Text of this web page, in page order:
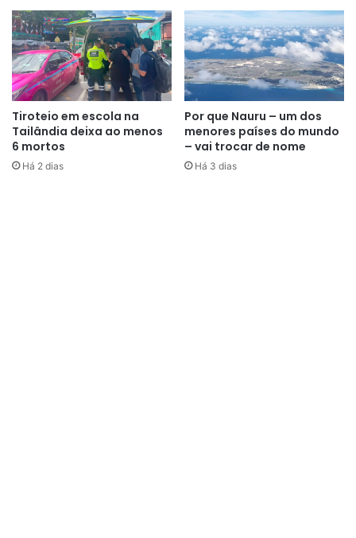
Tiroteio em escola na
Tailândia deixa ao menos
6 mortos
Há 2 dias
Por que Nauru – um dos
menores países do mundo
– vai trocar de nome
Há 3 dias